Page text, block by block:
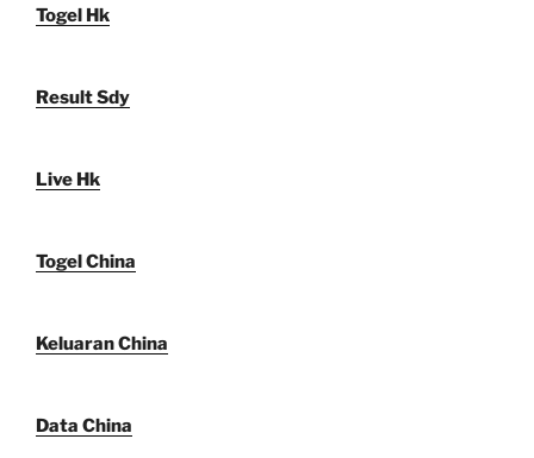
Togel Hk
Result Sdy
Live Hk
Togel China
Keluaran China
Data China